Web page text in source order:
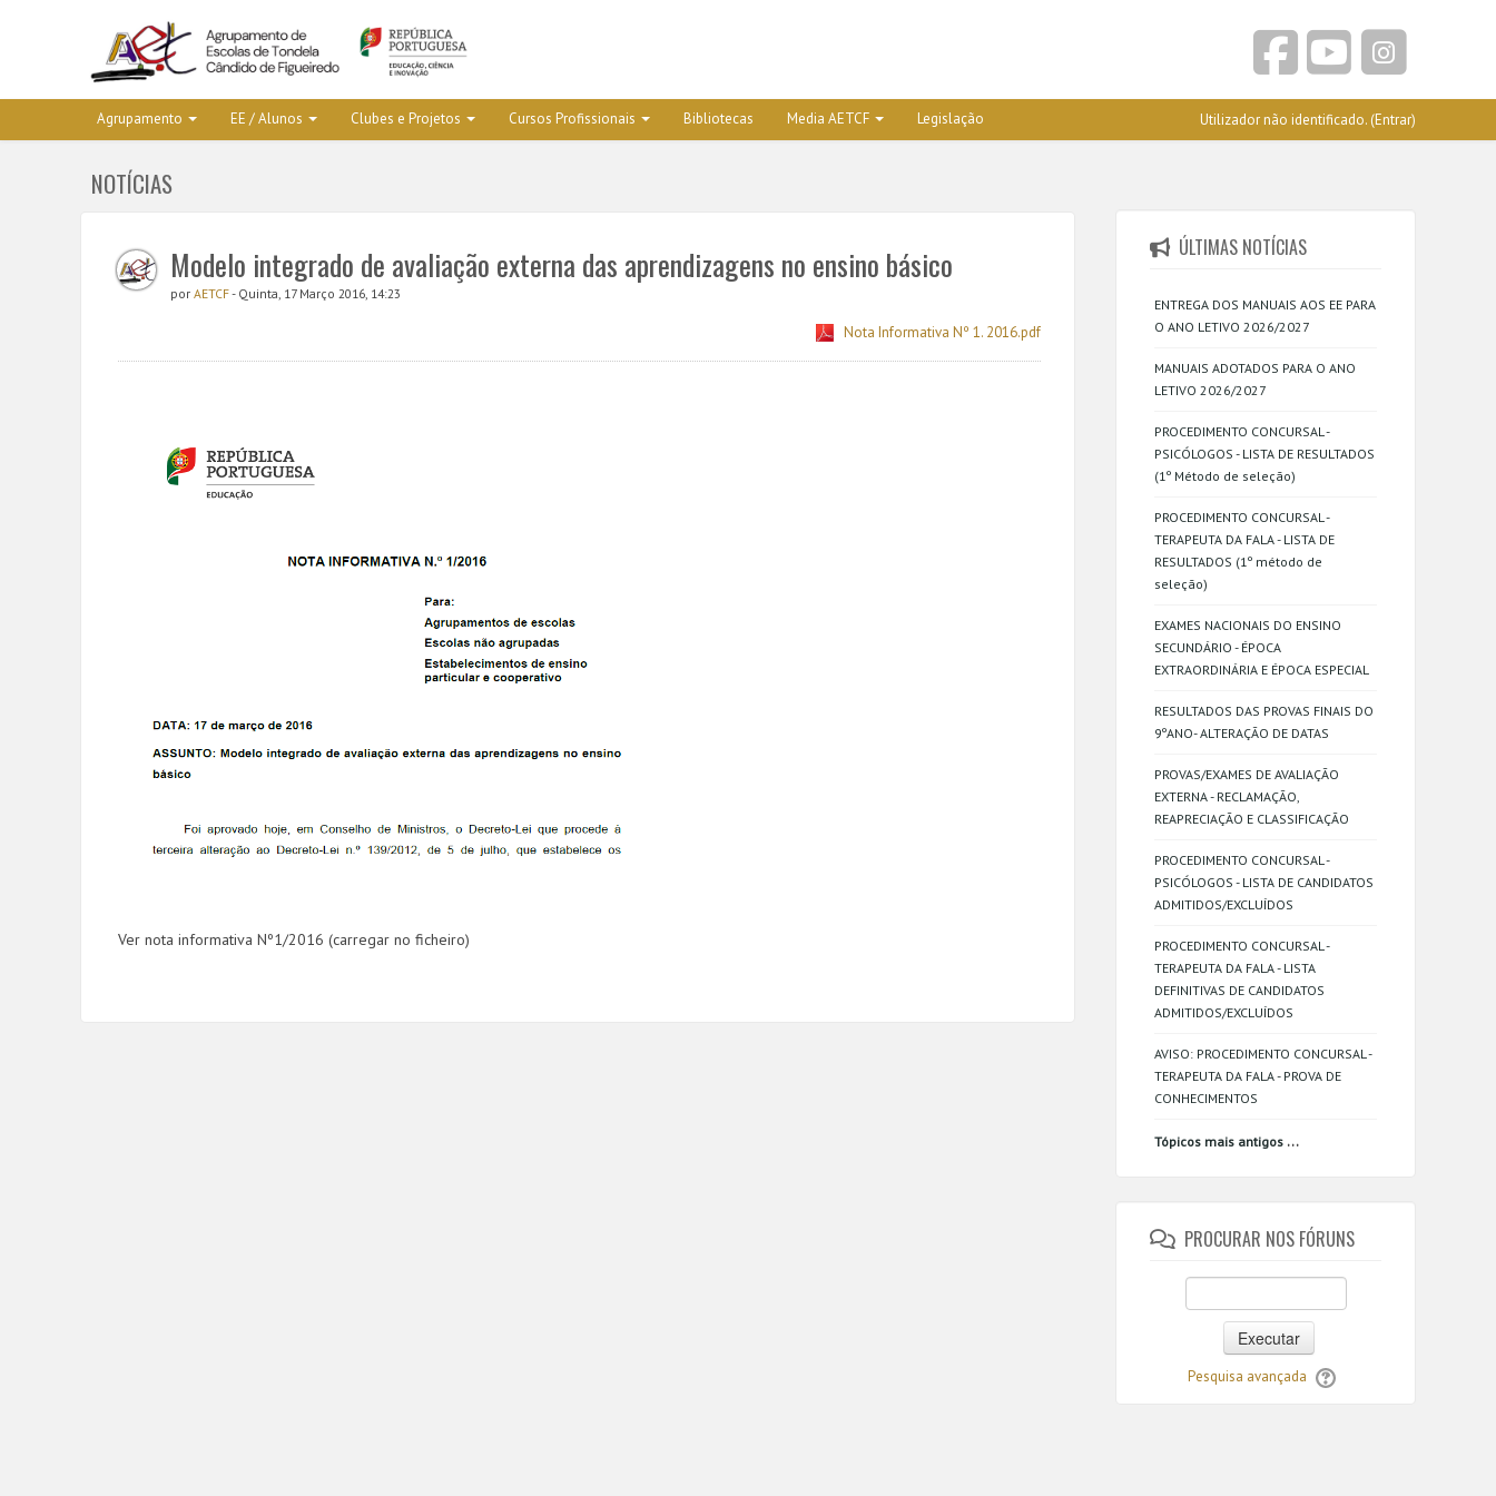
Agrupamento EE / Alunos Clubes e Projetos Cursos Profissionais Bibliotecas Media AETCF Legislação Utilizador não identificado. (Entrar)
NOTÍCIAS
Modelo integrado de avaliação externa das aprendizagens no ensino básico
por AETCF- Quinta, 17 Março 2016, 14:23
Nota Informativa Nº 1. 2016.pdf
Ver nota informativa Nº1/2016 (carregar no ficheiro)
ÚLTIMAS NOTÍCIAS
ENTREGA DOS MANUAIS AOS EE PARA
O ANO LETIVO 2026/2027
MANUAIS ADOTADOS PARA O ANO
LETIVO 2026/2027
PROCEDIMENTO CONCURSAL -
PSICÓLOGOS - LISTA DE RESULTADOS
(1º Método de seleção)
PROCEDIMENTO CONCURSAL -
TERAPEUTA DA FALA - LISTA DE
RESULTADOS (1º método de
seleção)
EXAMES NACIONAIS DO ENSINO
SECUNDÁRIO - ÉPOCA
EXTRAORDINÁRIA E ÉPOCA ESPECIAL
RESULTADOS DAS PROVAS FINAIS DO
9ºANO- ALTERAÇÃO DE DATAS
PROVAS/EXAMES DE AVALIAÇÃO
EXTERNA - RECLAMAÇÃO,
REAPRECIAÇÃO E CLASSIFICAÇÃO
PROCEDIMENTO CONCURSAL -
PSICÓLOGOS - LISTA DE CANDIDATOS
ADMITIDOS/EXCLUÍDOS
PROCEDIMENTO CONCURSAL -
TERAPEUTA DA FALA - LISTA
DEFINITIVAS DE CANDIDATOS
ADMITIDOS/EXCLUÍDOS
AVISO: PROCEDIMENTO CONCURSAL -
TERAPEUTA DA FALA - PROVA DE
CONHECIMENTOS
Tópicos mais antigos ...
PROCURAR NOS FÓRUNS
Executar
Pesquisa avançada